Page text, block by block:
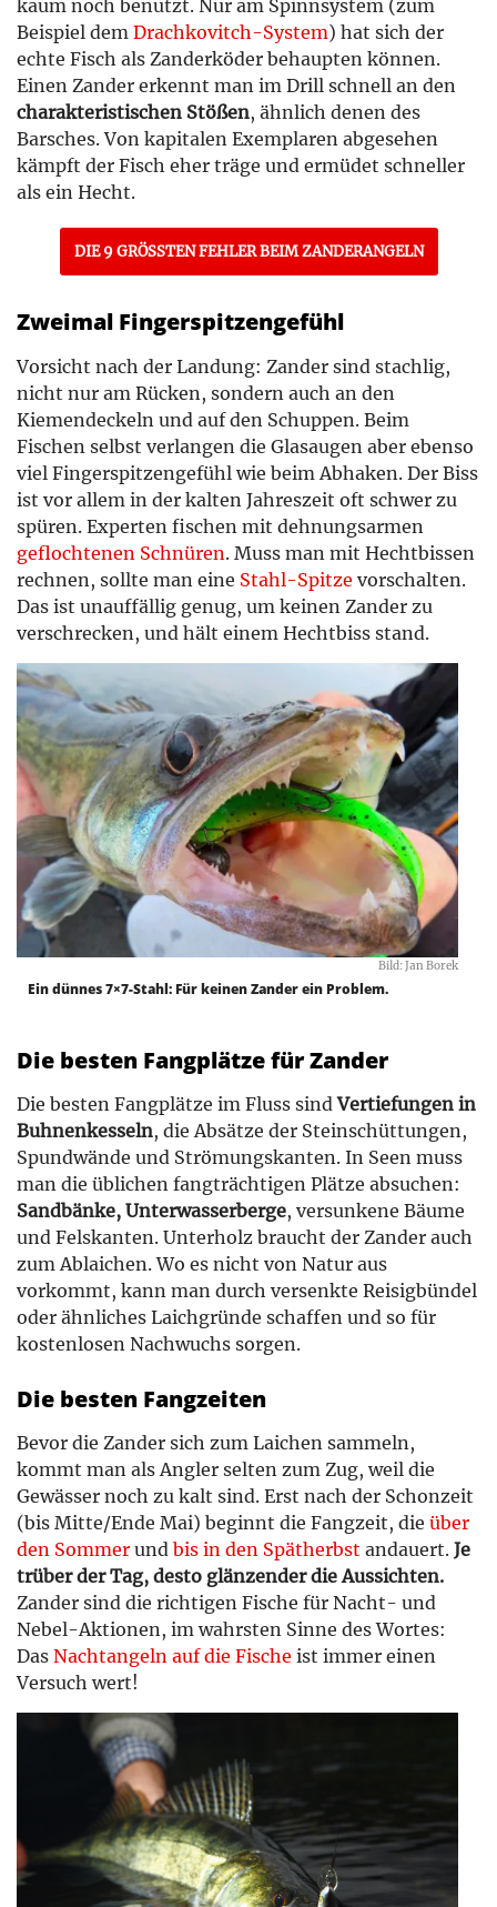
kaum noch benutzt. Nur am Spinnsystem (zum
Beispiel dem Drachkovitch-System) hat sich der
echte Fisch als Zanderköder behaupten können.
Einen Zander erkennt man im Drill schnell an den
charakteristischen Stößen, ähnlich denen des
Barsches. Von kapitalen Exemplaren abgesehen
kämpft der Fisch eher träge und ermüdet schneller
als ein Hecht.
DIE 9 GRÖSSTEN FEHLER BEIM ZANDERANGELN
Zweimal Fingerspitzengefühl
Vorsicht nach der Landung: Zander sind stachlig,
nicht nur am Rücken, sondern auch an den
Kiemendeckeln und auf den Schuppen. Beim
Fischen selbst verlangen die Glasaugen aber ebenso
viel Fingerspitzengefühl wie beim Abhaken. Der Biss
ist vor allem in der kalten Jahreszeit oft schwer zu
spüren. Experten fischen mit dehnungsarmen
geflochtenen Schnüren. Muss man mit Hechtbissen
rechnen, sollte man eine Stahl-Spitze vorschalten.
Das ist unauffällig genug, um keinen Zander zu
verschrecken, und hält einem Hechtbiss stand.
Bild: Jan Borek
Ein dünnes 7×7-Stahl: Für keinen Zander ein Problem.
Die besten Fangplätze für Zander
Die besten Fangplätze im Fluss sindVertiefungen in
Buhnenkesseln, die Absätze der Steinschüttungen,
Spundwände und Strömungskanten. In Seen muss
man die üblichen fangträchtigen Plätze absuchen:
Sandbänke, Unterwasserberge, versunkene Bäume
und Felskanten. Unterholz braucht der Zander auch
zum Ablaichen. Wo es nicht von Natur aus
vorkommt, kann man durch versenkte Reisigbündel
oder ähnliches Laichgründe schaffen und so für
kostenlosen Nachwuchs sorgen.
Die besten Fangzeiten
Bevor die Zander sich zum Laichen sammeln,
kommt man als Angler selten zum Zug, weil die
Gewässer noch zu kalt sind. Erst nach der Schonzeit
(bis Mitte/Ende Mai) beginnt die Fangzeit, die über
den Sommer und bis in den Spätherbst andauert. Je
trüber der Tag, desto glänzender die Aussichten.
Zander sind die richtigen Fische für Nacht- und
Nebel-Aktionen, im wahrsten Sinne des Wortes:
Das Nachtangeln auf die Fische ist immer einen
Versuch wert!